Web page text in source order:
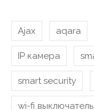
Ajax aqara
IP камера
smart security
wi-fi выключатель